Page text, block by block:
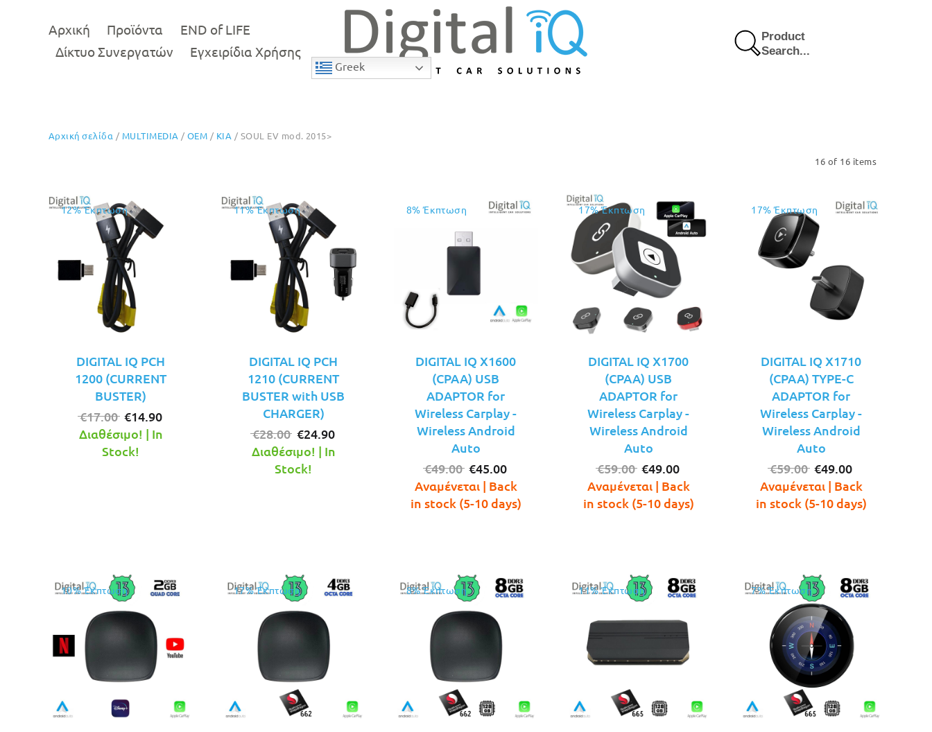
Αρχική Προϊόντα
END of LIFE
Δίκτυο Συνεργατών
Εγχειρίδια Χρήσης
Greek
Product
Search...
Αρχική σελίδα / MULTIMEDIA / OEM / KIA / SOUL EV mod. 2015>
16 of 16 items
12% Έκπτωση
DIGITAL IQ PCH
1200 (CURRENT
BUSTER)
€17.00 Original
price
was:
€14.90
Διαθέσιμο! | In
Stock!
11% Έκπτωση
DIGITAL IQ PCH
1210 (CURRENT
BUSTER with USB
CHARGER)
€28.00 Original
price
was:
€24.90
Διαθέσιμο! | In
Stock!
8% Έκπτωση
DIGITAL IQ X1600
(CPAA) USB
ADAPTOR for
Wireless Carplay -
Wireless Android
Auto
€49.00 Original
price
was:
€45.00
τρέχουσα
τιμή
Αναμένεται | Back
in stock (5-10 days)
17% Έκπτωση
DIGITAL IQ X1700
(CPAA) USB
ADAPTOR for
Wireless Carplay -
Wireless Android
Auto
€59.00 Original
price
was:
€49.00
τρέχουσα
τιμή
Αναμένεται | Back
in stock (5-10 days)
17% Έκπτωση
DIGITAL IQ X1710
(CPAA) TYPE-C
ADAPTOR for
Wireless Carplay -
Wireless Android
Auto
€59.00 Original
price
was:
€49.00
τρέχουσα
τιμή
Αναμένεται | Back
in stock (5-10 days)
10% Έκπτωση 17% Έκπτωση 8% Έκπτωση 11% Έκπτωση 7% Έκπτωση